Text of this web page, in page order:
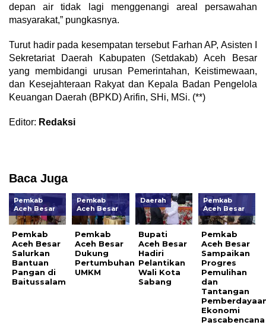
depan air tidak lagi menggenangi areal persawahan
masyarakat,” pungkasnya.
Turut hadir pada kesempatan tersebut Farhan AP, Asisten I
Sekretariat Daerah Kabupaten (Setdakab) Aceh Besar
yang membidangi urusan Pemerintahan, Keistimewaan,
dan Kesejahteraan Rakyat dan Kepala Badan Pengelola
Keuangan Daerah (BPKD) Arifin, SHi, MSi. (**)
Editor: Redaksi
Baca Juga
Pemkab
Aceh Besar
Pemkab
Aceh Besar
Salurkan
Bantuan
Pangan di
Baitussalam
Pemkab
Aceh Besar
Pemkab
Aceh Besar
Dukung
Pertumbuhan
UMKM
Daerah
Bupati
Aceh Besar
Hadiri
Pelantikan
Wali Kota
Sabang
Pemkab
Aceh Besar
Pemkab
Aceh Besar
Sampaikan
Progres
Pemulihan
dan
Tantangan
Ekonomi
Pascabencana